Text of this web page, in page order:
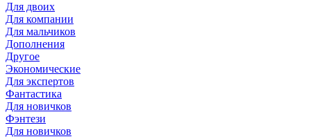
Для двоих
Для компании
Для мальчиков
Дополнения
Другое
Экономические
Для экспертов
Фантастика
Для новичков
Фэнтези
Для новичков